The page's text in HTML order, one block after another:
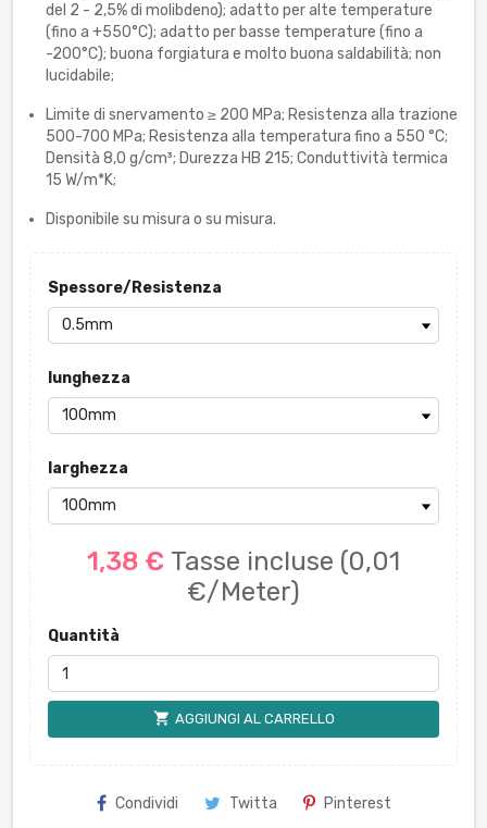
del 2 - 2,5% di molibdeno); adatto per alte temperature
(fino a +550°C); adatto per basse temperature (fino a
-200°C); buona forgiatura e molto buona saldabilità; non
lucidabile;
Limite di snervamento ≥ 200 MPa; Resistenza alla trazione
500-700 MPa; Resistenza alla temperatura fino a 550 °C;
Densità 8,0 g/cm³; Durezza HB 215; Conduttività termica
15 W/m*K;
Disponibile su misura o su misura.
Spessore/Resistenza
lunghezza
larghezza
1,38 € Tasse incluse (0,01
€/Meter)
Quantità
shopping_cart AGGIUNGI AL CARRELLO
Condividi Twitta Pinterest